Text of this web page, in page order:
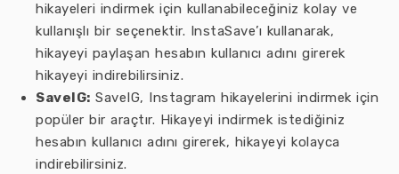
hikayeleri indirmek için kullanabileceğiniz kolay ve
kullanışlı bir seçenektir. InstaSave’ı kullanarak,
hikayeyi paylaşan hesabın kullanıcı adını girerek
hikayeyi indirebilirsiniz.
SaveIG: SaveIG, Instagram hikayelerini indirmek için
popüler bir araçtır. Hikayeyi indirmek istediğiniz
hesabın kullanıcı adını girerek, hikayeyi kolayca
indirebilirsiniz.